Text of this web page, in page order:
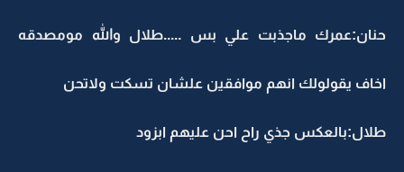
حنان:عمرك ماجذبت علي بس .....طلال والله مومصدقه
اخاف يقولولك انهم موافقين علشان تسكت ولاتحن
طلال:بالعكس جذي راح احن عليهم ابزود